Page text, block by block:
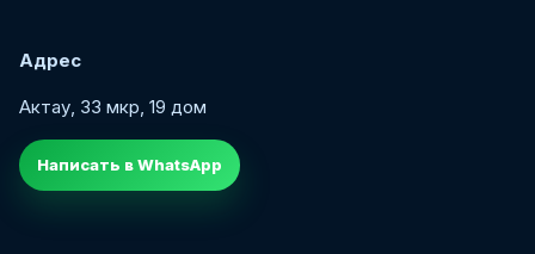
Адрес
Актау, 33 мкр, 19 дом
Написать в WhatsApp